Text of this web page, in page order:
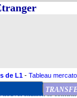
de L1 - Tableau
Simeone ne rassure
mots d'Aubameyang
mercato record en
Cissé monte au
nouvel examen se